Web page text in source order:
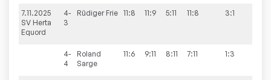
7.11.2025
SV Herta
Equord
4-
3
Rüdiger Frie 11:8 11:9 5:11 11:8 3:1
4-
4
Roland
Sarge
11:6 9:11 8:11 7:11 1:3